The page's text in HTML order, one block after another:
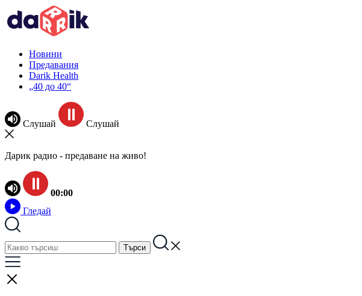
Новини
Предавания
Darik Health
„40 до 40“
Слушай Слушай
Дарик радио - предаване на живо!
00:00
Гледай